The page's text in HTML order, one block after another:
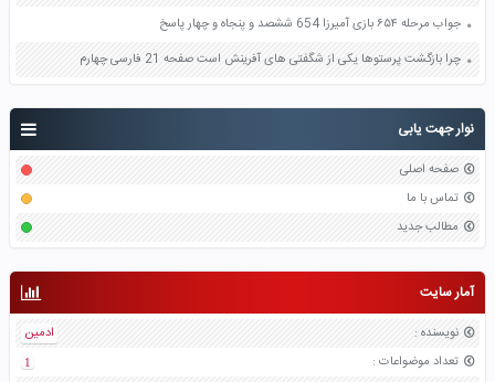
نوار جهت یابی
صفحه اصلی
تماس با ما
مطالب جدید
آمار سایت
نویسنده :
ادمین
تعداد موضواعات :
1
جواب مرحله ۶۵۴ بازی آمیرزا 654 ششصد و پنجاه و چهار پاسخ
چرا بازگشت پرستوها یکی از شگفتی های آفرینش است صفحه 21 فارسی چهارم